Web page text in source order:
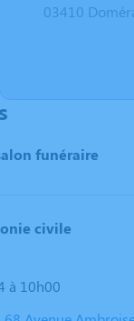
03410
funéraire
civile
à 10h00